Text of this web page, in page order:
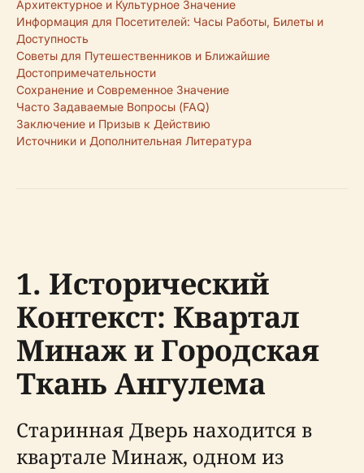
Архитектурное и Культурное Значение
Информация для Посетителей: Часы Работы, Билеты и
Доступность
Советы для Путешественников и Ближайшие
Достопримечательности
Сохранение и Современное Значение
Часто Задаваемые Вопросы (FAQ)
Заключение и Призыв к Действию
Источники и Дополнительная Литература
1. Исторический
Контекст: Квартал
Минаж и Городская
Ткань Ангулема
Старинная Дверь находится в
квартале Минаж, одном из